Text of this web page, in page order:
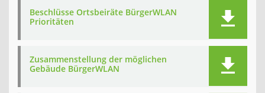
Beschlüsse Ortsbeiräte BürgerWLAN
Prioritäten
Zusammenstellung der möglichen
Gebäude BürgerWLAN